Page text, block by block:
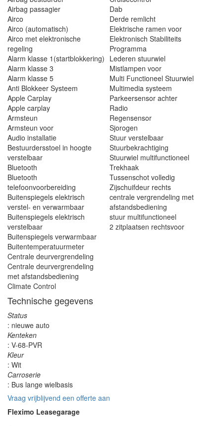
Airbag passagier
Airco
Airco (automatisch)
Airco met elektronische
regeling
Alarm klasse 1(startblokkering)
Alarm klasse 3
Alarm klasse 5
Anti Blokkeer Systeem
Apple Carplay
Apple carplay
Armsteun
Armsteun voor
Audio installatie
Bestuurdersstoel in hoogte
verstelbaar
Bluetooth
Bluetooth
telefoonvoorbereiding
Buitenspiegels elektrisch
verstel- en verwarmbaar
Buitenspiegels elektrisch
verstelbaar
Buitenspiegels verwarmbaar
Buitentemperatuurmeter
Centrale deurvergrendeling
Centrale deurvergrendeling
met afstandsbediening
Climate Control
Dab
Derde remlicht
Elektrische ramen voor
Elektronisch Stabiliteits
Programma
Lederen stuurwiel
Mistlampen voor
Multi Functioneel Stuurwiel
Multimedia systeem
Parkeersensor achter
Radio
Regensensor
Sjorogen
Stuur verstelbaar
Stuurbekrachtiging
Stuurwiel multifunctioneel
Trekhaak
Tussenschot volledig
Zijschuifdeur rechts
centrale vergrendeling met
afstandsbediening
stuur multifunctioneel
2 zitplaatsen rechtsvoor
Technische gegevens
Status
: nieuwe auto
Kenteken
: V-68-PVR
Kleur
: Wit
Carroserie
: Bus lange wielbasis
Vraag vrijblijvend een offerte aan
Fleximo Leasegarage